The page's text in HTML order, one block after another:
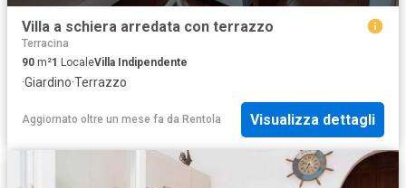
Villa a schiera arredata con terrazzo
Terracina
90 m²1 LocaleVilla Indipendente
·Giardino·Terrazzo
Aggiornato oltre un mese fa da Rentola Visualizza dettagli